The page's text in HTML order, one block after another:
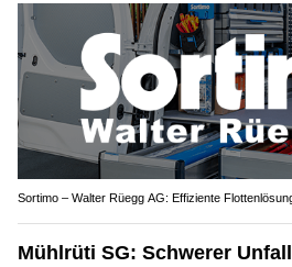
Sortimo – Walter Rüegg AG: Effiziente
Mühlrüti SG: Schwerer